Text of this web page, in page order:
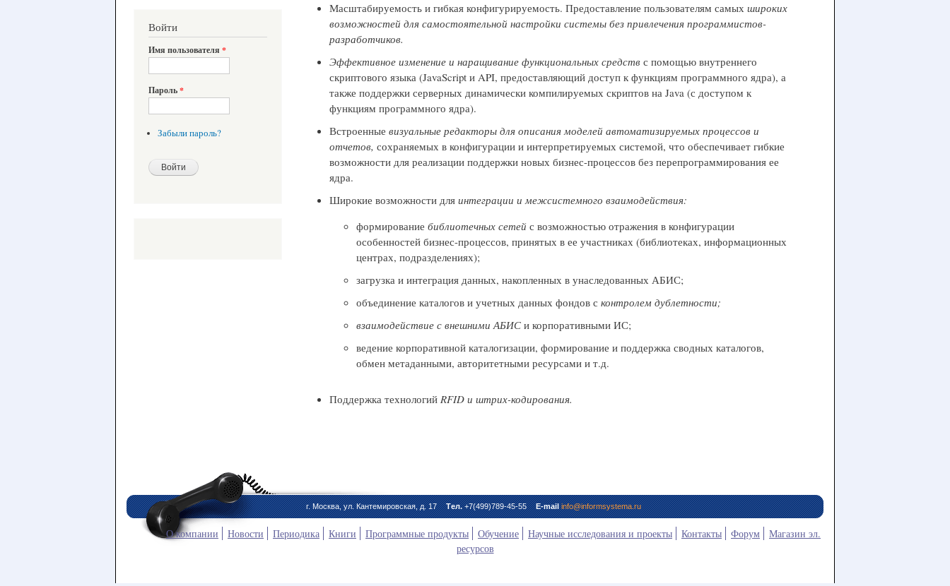
Войти
Имя пользователя *
Пароль*
Забыли пароль?
Масштабируемость и гибкая конфигурируемость. Предоставление пользователям самыхшироких
возможностей для самостоятельной настройки системы без привлечения программистов-
разработчиков.
Эффективное изменение и наращивание функциональных средств с помощью внутреннего
скриптового языка (JavaScript и API, предоставляющий доступ к функциям программного ядра), а
также поддержки серверных динамически компилируемых скриптов на Java (с доступом к
функциям программного ядра).
Встроенныевизуальные редакторы для описания моделей автоматизируемых процессов и
отчетов, сохраняемых в конфигурации и интерпретируемых системой, что обеспечивает гибкие
возможности для реализации поддержки новых бизнес-процессов без перепрограммирования ее
ядра.
Широкие возможности дляинтеграции и межсистемного взаимодействия:
формирование библиотечных сетей с возможностью отражения в конфигурации
особенностей бизнес-процессов, принятых в ее участниках (библиотеках, информационных
центрах, подразделениях);
загрузка и интеграция данных, накопленных в унаследованных АБИС;
объединение каталогов и учетных данных фондов с контролем дублетности;
взаимодействие с внешними АБИСи корпоративными ИС;
ведение корпоративной каталогизации, формирование и поддержка сводных каталогов,
обмен метаданными, авторитетными ресурсами и т.д.
Поддержка технологий RFID и штрих-кодирования.
г. Москва, ул. Кантемировская, д. 17 Тeл.+7(499)789-45-55 E-mail info@informsystema.ru
О компании Новости Периодика Книги Программные продукты Обучение Научные исследования и проекты Контакты Форум
Магазин эл.
ресурсов